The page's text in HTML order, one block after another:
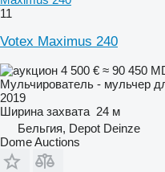
11
Votex Maximus 240
4 500 € ≈ 90 450
Мульчирователь - мульчер
2019
Ширина захвата 24 м
Бельгия, Depot Deinze
Dome Auctions